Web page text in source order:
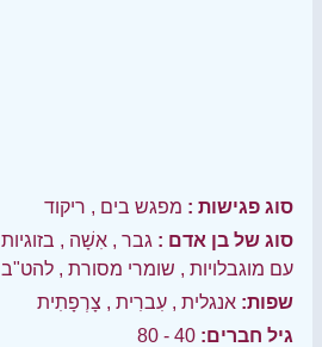
סוג פגישות : מפגש בים , ריקוד
סוג של בן אדם : גבר , אִשָׁה , בזוגיות
עם מוגבלויות , שומרי מסורת , להט"ב
שפות: אנגלית , עִברִית , צָרְפָתִית
גיל חברים: 40 - 80